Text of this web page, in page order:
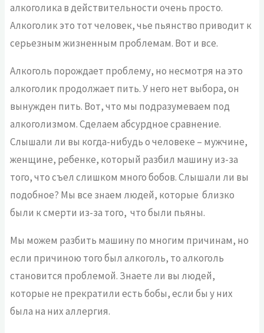
алкоголика в действительности очень просто.
Алкоголик это тот человек, чье пьянство приводит к
серьезным жизненным проблемам. Вот и все.
Алкоголь порождает проблему, но несмотря на это
алкоголик продолжает пить. У него нет выбора, он
вынужден пить. Вот, что мы подразумеваем под
алкоголизмом. Сделаем абсурдное сравнение.
Слышали ли вы когда-нибудь о человеке – мужчине,
женщине, ребенке, который разбил машину из-за
того, что съел слишком много бобов. Слышали ли вы
подобное? Мы все знаем людей, которые близко
были к смерти из-за того, что были пьяны.
Мы можем разбить машину по многим причинам, но
если причиною того был алкоголь, то алкоголь
становится проблемой. Знаете ли вы людей,
которые не прекратили есть бобы, если бы у них
была на них аллергия.